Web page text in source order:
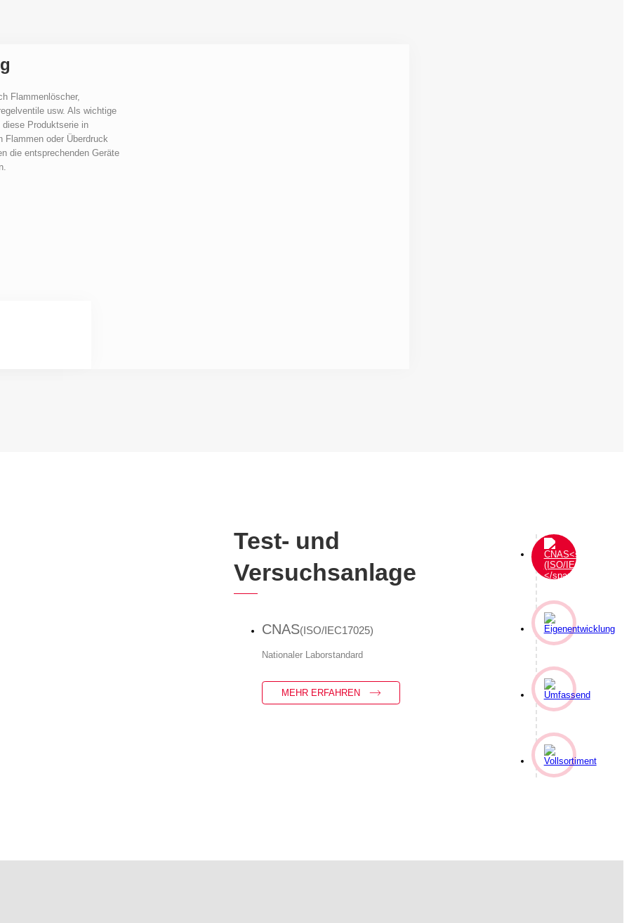
Flammenlöscher,
usw. Als wichtige
Produktserie in
Flammen oder Überdruck
die entsprechenden Geräte
Test- und
Versuchsanlage
CNAS(ISO/IEC17025)
Nationaler Laborstandard
MEHR ERFAHREN